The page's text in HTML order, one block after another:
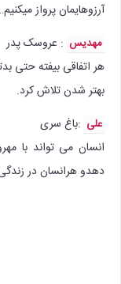
آرزوهایمان پرواز
مهدیس : عروسک پدر
هر اتفاقی بیفته حتی
بهتر شدن تلاش کرد.
علی :‌باغ سری
انسان می تواند با
دهدو هرانسان در